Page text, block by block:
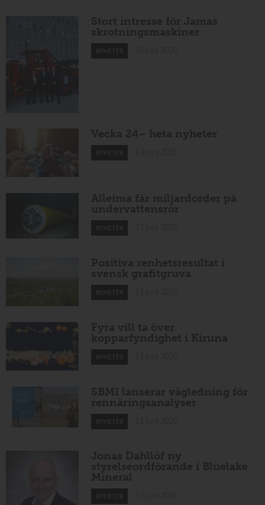
Stort intresse för Jamas
skrotningsmaskiner
NYHETER
Vecka 24– heta nyheter
NYHETER
Alleima får miljardorder på
undervattensrör
NYHETER
Positiva renhetsresultat i
svensk grafitgruva
NYHETER
Fyra vill ta över
kopparfyndighet i Kiruna
NYHETER
SBMI lanserar vägledning för
rennäringsanalyser
NYHETER
Jonas Dahllöf ny
styrelseordförande i Bluelake
Mineral
NYHETER